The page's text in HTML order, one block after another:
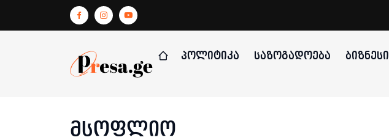
ᲞᲝᲚᲘᲢᲘᲙᲐ ᲡᲐᲖᲝᲒᲐᲓᲝᲔᲑᲐ ᲑᲘᲖᲜᲔᲡᲘ
მსოფლიო